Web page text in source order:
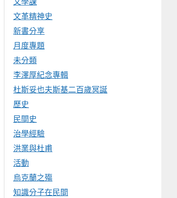
文革精神史
新書分享
月度專題
未分類
李澤厚紀念專輯
杜斯妥也夫斯基二百歲冥誕
歷史
民間史
治學經驗
洪業與杜甫
活動
烏克蘭之殤
知識分子在民間